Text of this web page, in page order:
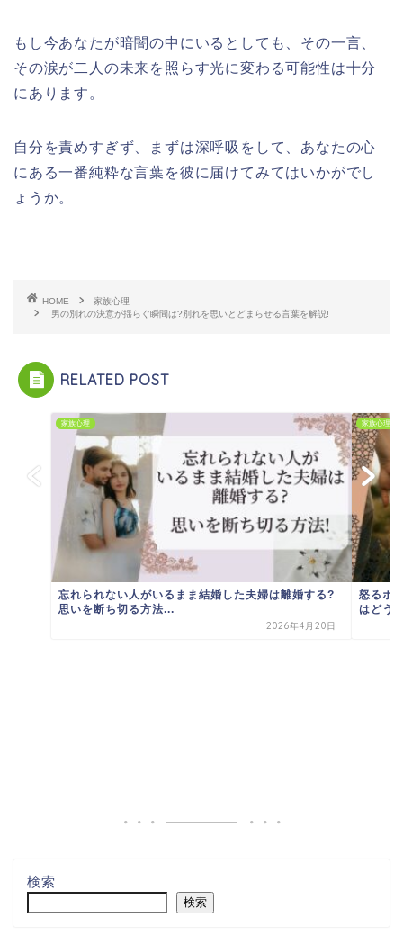
もし今あなたが暗闇の中にいるとしても、その一言、
その涙が二人の未来を照らす光に変わる可能性は十分
にあります。
自分を責めすぎず、まずは深呼吸をして、あなたの心
にある一番純粋な言葉を彼に届けてみてはいかがでし
ょうか。
HOME
家族心理
男の別れの決意が揺らぐ瞬間は?別れを思いとどまらせる言葉を解説!
RELATED POST
家族心理
忘れられない人がいるまま結婚した夫婦は離婚する?
思いを断ち切る方法...
2026年4月20日
家族心理
怒るポ
はどう
検索
検索